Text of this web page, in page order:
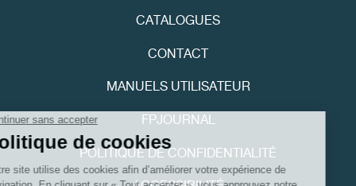
CATALOGUES
CONTACT
MANUELS UTILISATEUR
FPJOURNAL
POLITIQUE DE CONFIDENTIALITÉ